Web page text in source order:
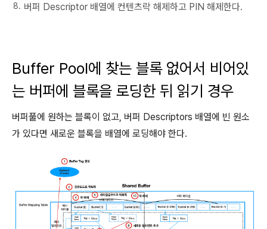
버퍼 Descriptor 배열에 컨텐츠락 해제하고 PIN 해제한다.
Buffer Pool에 찾는 블록 없어서 비어있
는 버퍼에 블록을 로딩한 뒤 읽기 경우
버퍼풀에 원하는 블록이 없고, 버퍼 Descriptors 배열에 빈 원소
가 있다면 새로운 블록을 배열에 로딩해야 한다.